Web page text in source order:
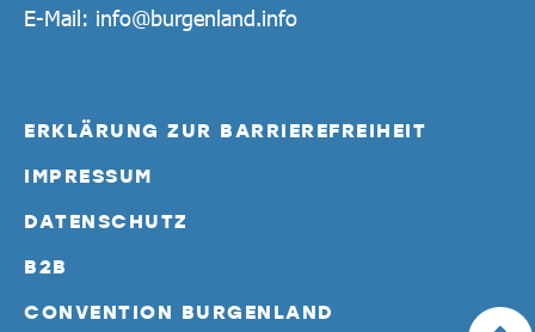
E-Mail: info@burgenland.info
ERKLÄRUNG ZUR BARRIEREFREIHEIT
IMPRESSUM
DATENSCHUTZ
B2B
CONVENTION BURGENLAND